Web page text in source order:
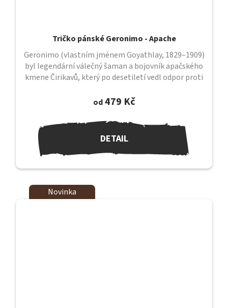
Tričko pánské Geronimo - Apache
od479 Kč
DETAIL
Geronimo (vlastním jménem Goyathlay, 1829–1909)
byl legendární válečný šaman a bojovník apačského
kmene Čirikavů, který po desetiletí vedl odpor proti
Novinka